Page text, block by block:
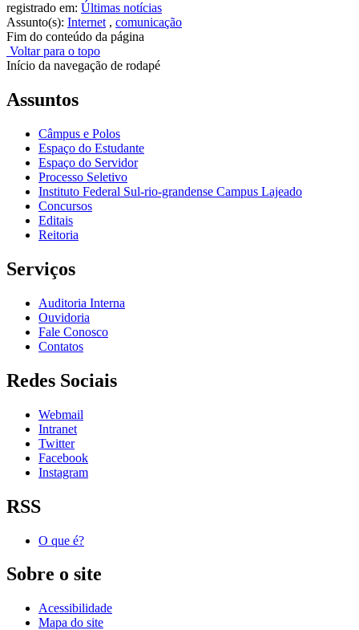
registrado em: Últimas notícias
Assunto(s): Internet , comunicação
Fim do conteúdo da página
Voltar para o topo
Início da navegação de rodapé
Assuntos
Câmpus e Polos
Espaço do Estudante
Espaço do Servidor
Processo Seletivo
Instituto Federal Sul-rio-grandense Campus Lajeado
Concursos
Editais
Reitoria
Serviços
Auditoria Interna
Ouvidoria
Fale Conosco
Contatos
Redes Sociais
Webmail
Intranet
Twitter
Facebook
Instagram
RSS
O que é?
Sobre o site
Acessibilidade
Mapa do site